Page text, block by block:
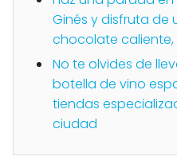
Ginés y disfruta de
chocolate
No te olvides de
botella de vino
tiendas
ciudad